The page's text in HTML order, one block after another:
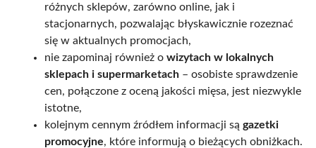
różnych sklepów, zarówno online, jak i
stacjonarnych, pozwalając błyskawicznie rozeznać
się w aktualnych promocjach,
nie zapominaj również o wizytach w lokalnych
sklepach i supermarketach – osobiste sprawdzenie
cen, połączone z oceną jakości mięsa, jest niezwykle
istotne,
kolejnym cennym źródłem informacji są gazetki
promocyjne, które informują o bieżących obniżkach.